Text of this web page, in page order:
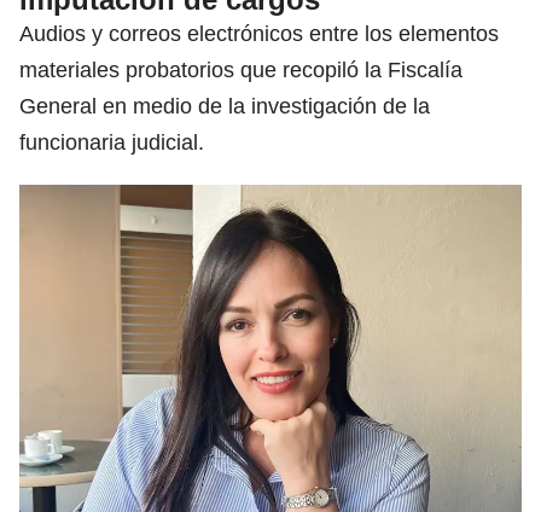
Audios y correos electrónicos entre los elementos
materiales probatorios que recopiló la Fiscalía
General en medio de la investigación de la
funcionaria judicial.